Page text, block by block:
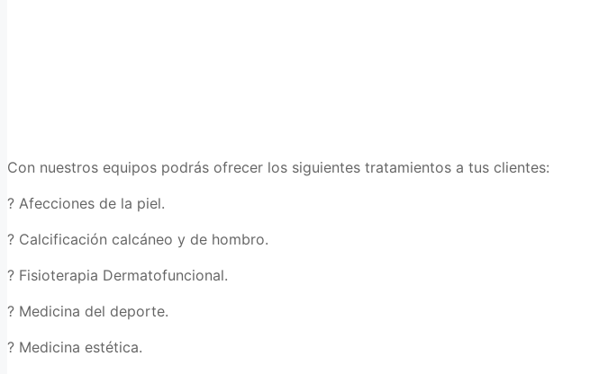
Con nuestros equipos podrás ofrecer los siguientes tratamientos a tus clientes:
? Afecciones de la piel.
? Calcificación calcáneo y de hombro.
? Fisioterapia Dermatofuncional.
? Medicina del deporte.
? Medicina estética.